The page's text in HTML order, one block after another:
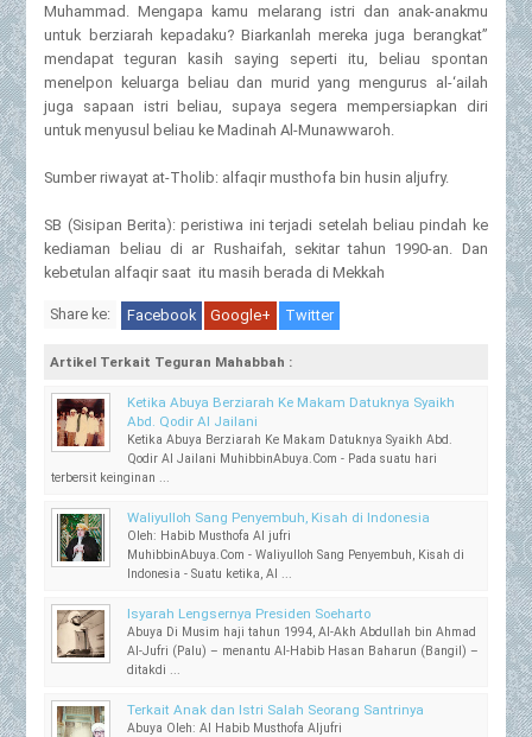
Muhammad. Mengapa kamu melarang istri dan anak-anakmu
untuk berziarah kepadaku? Biarkanlah mereka juga berangkat”
mendapat teguran kasih saying seperti itu, beliau spontan
menelpon keluarga beliau dan murid yang mengurus al-‘ailah
juga sapaan istri beliau, supaya segera mempersiapkan diri
untuk menyusul beliau ke Madinah Al-Munawwaroh.
Sumber riwayat at-Tholib: alfaqir musthofa bin husin aljufry.
SB (Sisipan Berita): peristiwa ini terjadi setelah beliau pindah ke
kediaman beliau di ar Rushaifah, sekitar tahun 1990-an. Dan
kebetulan alfaqir saat itu masih berada di Mekkah
Share ke: Facebook Google+ Twitter
Artikel Terkait Teguran Mahabbah :
Ketika Abuya Berziarah Ke Makam Datuknya Syaikh
Abd. Qodir Al Jailani
Ketika Abuya Berziarah Ke Makam Datuknya Syaikh Abd.
Qodir Al Jailani MuhibbinAbuya.Com - Pada suatu hari
terbersit keinginan ...
Waliyulloh Sang Penyembuh, Kisah di Indonesia
Oleh: Habib Musthofa Al jufri
MuhibbinAbuya.Com - Waliyulloh Sang Penyembuh, Kisah di
Indonesia - Suatu ketika, Al ...
Isyarah Lengsernya Presiden Soeharto
Abuya Di Musim haji tahun 1994, Al-Akh Abdullah bin Ahmad
Al-Jufri (Palu) – menantu Al-Habib Hasan Baharun (Bangil) –
ditakdi ...
Terkait Anak dan Istri Salah Seorang Santrinya
Abuya Oleh: Al Habib Musthofa Aljufri